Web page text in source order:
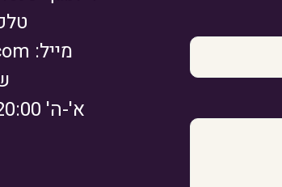
טלפון:
מייל:
א'-ה' 10:30-20:00 ו'- 10:00-15:00